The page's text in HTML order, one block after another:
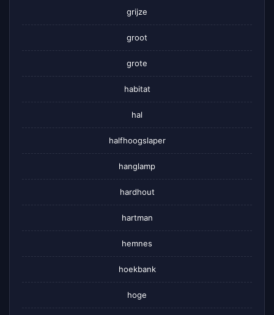
grijze
groot
grote
habitat
hal
halfhoogslaper
hanglamp
hardhout
hartman
hemnes
hoekbank
hoge